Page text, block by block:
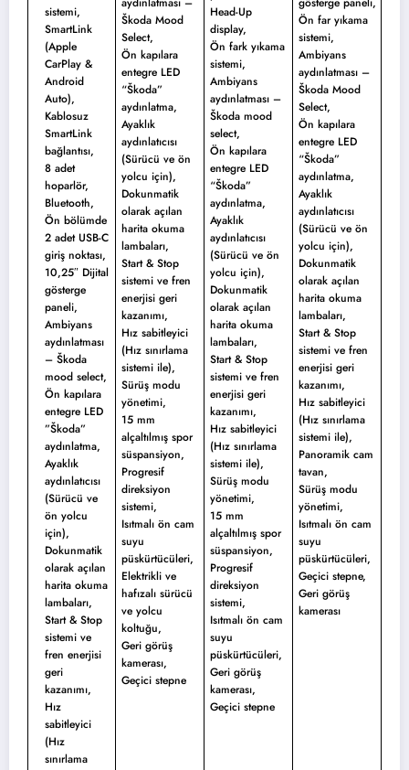
sistemi,
SmartLink
(Apple
CarPlay &
Android
Auto),
Kablosuz
SmartLink
bağlantısı,
8 adet
hoparlör,
Bluetooth,
Ön bölümde
2 adet USB-C
giriş noktası,
10,25″ Dijital
gösterge
paneli,
Ambiyans
aydınlatması
– Škoda
mood select,
Ön kapılara
entegre LED
”Škoda”
aydınlatma,
Ayaklık
aydınlatıcısı
(Sürücü ve
ön yolcu
için),
Dokunmatik
olarak açılan
harita okuma
lambaları,
Start & Stop
sistemi ve
fren enerjisi
geri
kazanımı,
Hız
sabitleyici
(Hız
sınırlama
Škoda Mood
Select,
Ön kapılara
entegre LED
“Škoda”
aydınlatma,
Ayaklık
aydınlatıcısı
(Sürücü ve ön
yolcu için),
Dokunmatik
olarak açılan
harita okuma
lambaları,
Start & Stop
sistemi ve fren
enerjisi geri
kazanımı,
Hız sabitleyici
(Hız sınırlama
sistemi ile),
Sürüş modu
yönetimi,
15 mm
alçaltılmış spor
süspansiyon,
Progresif
direksiyon
sistemi,
Isıtmalı ön cam
suyu
püskürtücüleri,
Elektrikli ve
hafızalı sürücü
ve yolcu
koltuğu,
Geri görüş
kamerası,
Geçici stepne
Head-Up
display,
Ön fark yıkama
sistemi,
Ambiyans
aydınlatması –
Škoda mood
select,
Ön kapılara
entegre LED
“Škoda”
aydınlatma,
Ayaklık
aydınlatıcısı
(Sürücü ve ön
yolcu için),
Dokunmatik
olarak açılan
harita okuma
lambaları,
Start & Stop
sistemi ve fren
enerjisi geri
kazanımı,
Hız sabitleyici
(Hız sınırlama
sistemi ile),
Sürüş modu
yönetimi,
15 mm
alçaltılmış spor
süspansiyon,
Progresif
direksiyon
sistemi,
Isıtmalı ön cam
suyu
püskürtücüleri,
Geri görüş
kamerası,
Geçici stepne
Ön far yıkama
sistemi,
Ambiyans
aydınlatması –
Škoda Mood
Select,
Ön kapılara
entegre LED
“Škoda”
aydınlatma,
Ayaklık
aydınlatıcısı
(Sürücü ve ön
yolcu için),
Dokunmatik
olarak açılan
harita okuma
lambaları,
Start & Stop
sistemi ve fren
enerjisi geri
kazanımı,
Hız sabitleyici
(Hız sınırlama
sistemi ile),
Panoramik cam
tavan,
Sürüş modu
yönetimi,
Isıtmalı ön cam
suyu
püskürtücüleri,
Geçici stepne,
Geri görüş
kamerası